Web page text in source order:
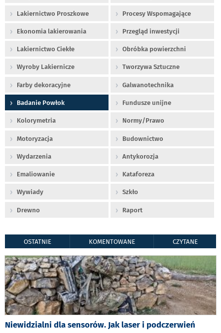
Lakiernictwo Proszkowe Procesy Wspomagające
Ekonomia lakierowania Przegląd inwestycji
Lakiernictwo Ciekłe Obróbka powierzchni
Wyroby Lakiernicze Tworzywa Sztuczne
Farby dekoracyjne Galwanotechnika
Badanie Powłok Fundusze unijne
Kolorymetria Normy/Prawo
Motoryzacja Budownictwo
Wydarzenia Antykorozja
Emaliowanie Kataforeza
Wywiady Szkło
Drewno Raport
OSTATNIE KOMENTOWANE CZYTANE
Niewidzialni dla sensorów. Jak laser i podczerwień